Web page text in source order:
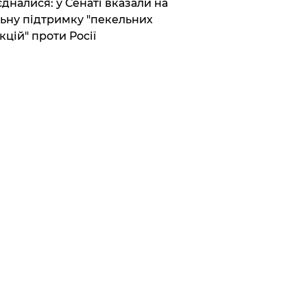
у Сенаті вказали на
підтримку "пекельних
проти Росії